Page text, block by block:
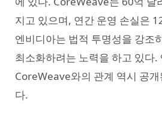
지고 있으며, 연간 운영 손실은
엔비디아는 법적 투명성을 강조
최소화하려는 노력을 하고 있다.
CoreWeave와의 관계 역시 공
다.